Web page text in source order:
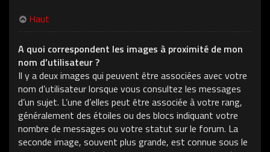
Haut
A quoi correspondent les images à proximité de mon
nom d’utilisateur ?
Il y a deux images qui peuvent être associées avec votre
nom d’utilisateur lorsque vous consultez les messages
d’un sujet. L’une d’elles peut être associée à votre rang,
généralement des étoiles ou des blocs indiquant votre
nombre de messages ou votre statut sur le forum. La
seconde image, souvent plus grande, est connue sous le